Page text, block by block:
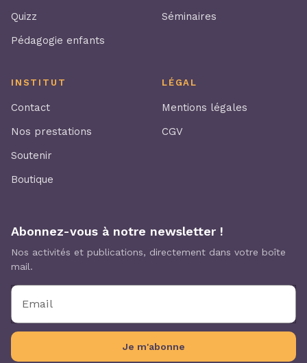
Quizz
Pédagogie enfants
Séminaires
INSTITUT
Contact
Nos prestations
Soutenir
Boutique
LÉGAL
Mentions légales
CGV
Abonnez-vous à notre newsletter !
Nos activités et publications, directement dans votre boîte
mail.
Email
Je m'abonne